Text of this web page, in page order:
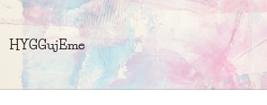
HYGGujEme